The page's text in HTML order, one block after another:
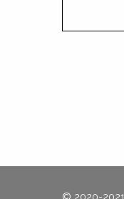
© 2020-2021